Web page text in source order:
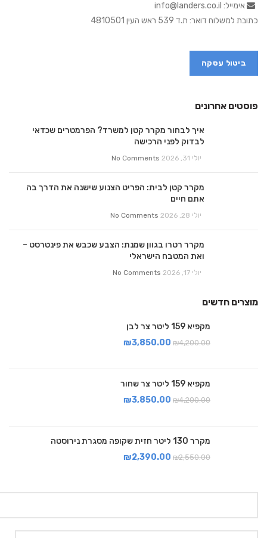
אימייל: info@landers.co.il
כתובת למשלוח דואר: ת.ד 539 ראש העין 4810501
ביטול עסקה
פוסטים אחרונים
איך לבחור מקרר קטן למשרד? הפרמטרים שכדאי
לבדוק לפני הרכישה
יולי 31, 2026 No Comments
מקרר קטן לבית: הפריט הצנוע שישנה את הדרך בה
אתם חיים
יולי 28, 2026 No Comments
מקרר רטרו בגוון שמנת: הצבע שכבש את פינטרסט –
ואת המטבח הישראלי
יולי 17, 2026 No Comments
מוצרים חדשים
מקפיא 159 ליטר צר לבן
₪4,200.00
₪3,850.00
מקפיא 159 ליטר צר שחור
₪4,200.00
₪3,850.00
מקרר 130 ליטר חזית שקופה מסגרת נירוסטה
₪2,550.00
₪2,390.00